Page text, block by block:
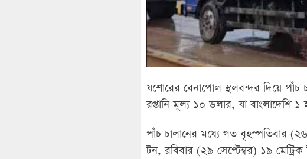
যশোরের বেনাপোল স্থলবন্দর দিয়ে পাঁচ
রপ্তানি মূল্য ১০ ডলার, যা বাংলাদেশি ১
পাঁচ চালানের মধ্যে গত বৃহস্পতিবার
টন, রবিবার (২৯ সেপ্টেম্বর) ১৯